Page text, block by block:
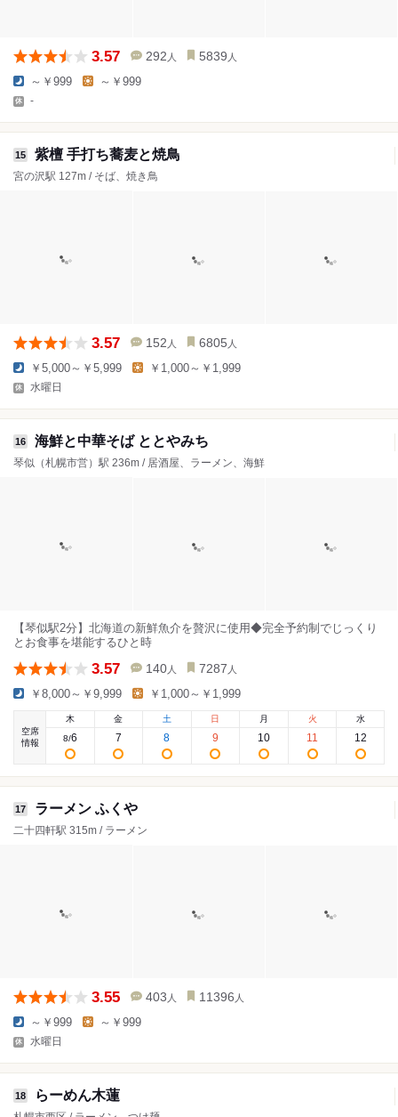
3.57 292 人 5839 人
～￥999 ～￥999
-
15 紫檀 手打ち蕎麦と焼鳥
宮の沢駅 127m / そば、焼き鳥
3.57 152 人 6805 人
￥5,000～￥5,999 ￥1,000～￥1,999
水曜日
16 海鮮と中華そば ととやみち
琴似（札幌市営）駅 236m / 居酒屋、ラーメン、海鮮
【琴似駅2分】北海道の新鮮魚介を贅沢に使用◆完全予約制でじっくり
とお食事を堪能するひと時
3.57 140 人 7287 人
￥8,000～￥9,999 ￥1,000～￥1,999
空席
情報
木
8/6
金
7
土
8
日
9
月
10
火
11
水
12
17 ラーメン ふくや
二十四軒駅 315m / ラーメン
3.55 403 人 11396 人
～￥999 ～￥999
水曜日
18 らーめん木蓮